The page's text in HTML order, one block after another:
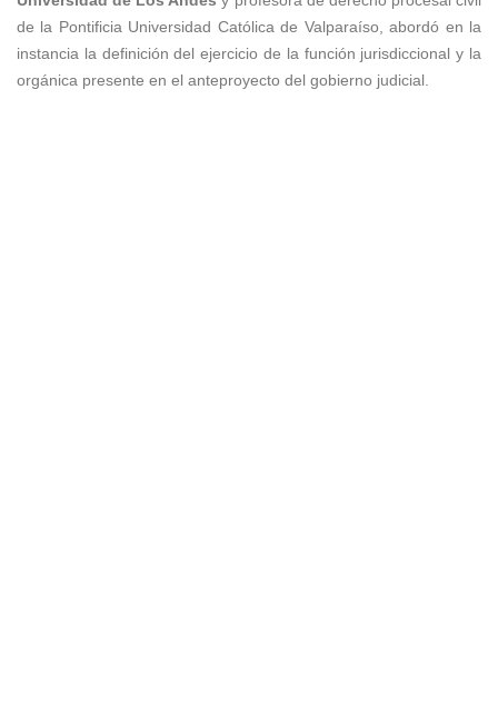
de la Pontificia Universidad Católica de Valparaíso, abordó en la
instancia la definición del ejercicio de la función jurisdiccional y la
orgánica presente en el anteproyecto del gobierno judicial.